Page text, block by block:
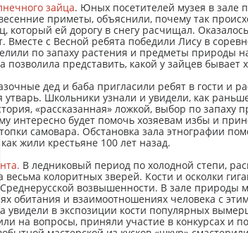
зайца. Юных посетителей музея в зале
приметы, объяснили, почему так
который ей дорогу в снегу расчищал.
Вместе с Весной ребята победили Лису в
по запаху растения и предметы природы
позволила представить, какой у зайцев бывает
дед и баба пригласили ребят в гости и
утварь. Школьники узнали и увидели, как
«рассказанная» ложкой, выбор по запаху
интересно будет помочь хозяевам избы и
самовара. Обстановка зала этнографии
жили крестьяне 100 лет назад.
В ледниковый период по холодной степи,
весьма колоритных зверей. Кости и осколки
Среднерусской возвышенности. В зале
обитания и взаимоотношениях человека с
увидели в экспозиции кости популярных
на вопросы, приняли участие в конкурсах